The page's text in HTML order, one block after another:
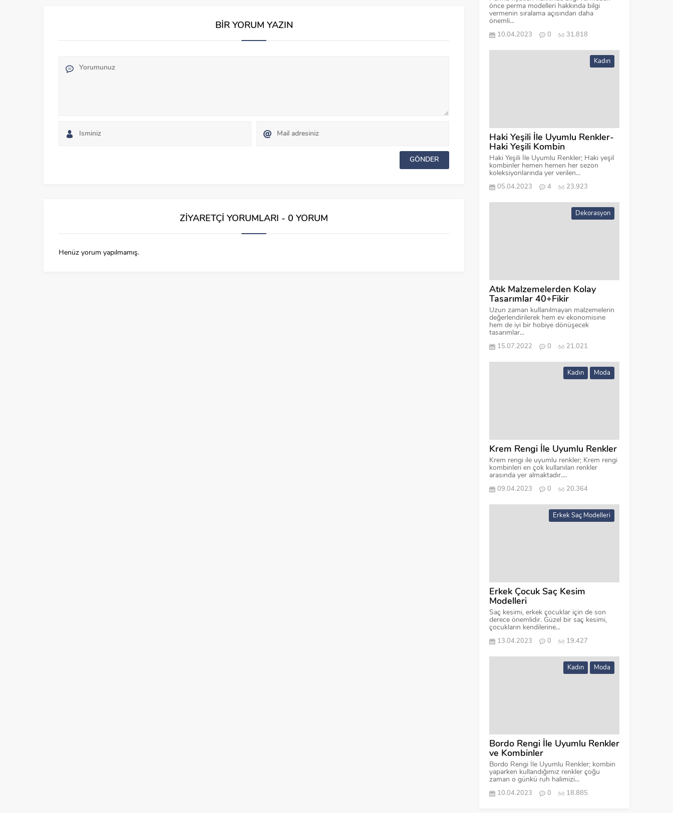
BİR YORUM YAZIN
ZİYARETÇİ YORUMLARI - 0 YORUM
Henüz yorum yapılmamış.
önce perma modelleri hakkında bilgi
vermenin sıralama açısından daha
önemli...
10.04.2023 0 31.818
Kadın
Haki Yeşili İle Uyumlu Renkler-
Haki Yeşili Kombin
Haki Yeşili İle Uyumlu Renkler; Haki yeşil
kombinler hemen hemen her sezon
koleksiyonlarında yer verilen...
05.04.2023 4 23.923
Dekorasyon
Atık Malzemelerden Kolay
Tasarımlar 40+Fikir
Uzun zaman kullanılmayan malzemelerin
değerlendirilerek hem ev ekonomisine
hem de iyi bir hobiye dönüşecek
tasarımlar...
15.07.2022 0 21.021
Kadın Moda
Krem Rengi İle Uyumlu Renkler
Krem rengi ile uyumlu renkler; Krem rengi
kombinleri en çok kullanılan renkler
arasında yer almaktadır....
09.04.2023 0 20.364
Erkek Saç Modelleri
Erkek Çocuk Saç Kesim
Modelleri
Saç kesimi, erkek çocuklar için de son
derece önemlidir. Güzel bir saç kesimi,
çocukların kendilerine...
13.04.2023 0 19.427
Kadın Moda
Bordo Rengi İle Uyumlu Renkler
ve Kombinler
Bordo Rengi İle Uyumlu Renkler; kombin
yaparken kullandığımız renkler çoğu
zaman o günkü ruh halimizi...
10.04.2023 0 18.885